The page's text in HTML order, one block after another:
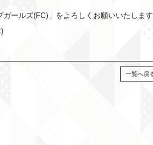
ールズ(FC)」をよろしくお願いいたします
一覧へ戻